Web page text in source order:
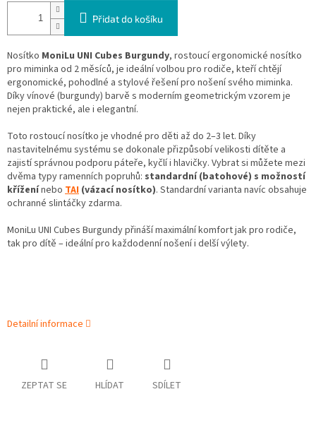
Přidat do košíku
Nosítko MoniLu UNI Cubes Burgundy, rostoucí ergonomické nosítko
pro miminka od 2 měsíců, je ideální volbou pro rodiče, kteří chtějí
ergonomické, pohodlné a stylové řešení pro nošení svého miminka.
Díky vínové (burgundy) barvě s moderním geometrickým vzorem je
nejen praktické, ale i elegantní.
Toto rostoucí nosítko je vhodné pro děti až do 2–3 let. Díky
nastavitelnému systému se dokonale přizpůsobí velikosti dítěte a
zajistí správnou podporu páteře, kyčlí i hlavičky. Vybrat si můžete mezi
dvěma typy ramenních popruhů: standardní (batohové) s možností
kříženínebo TAI (vázací nosítko). Standardní varianta navíc obsahuje
ochranné slintáčky zdarma.
MoniLu UNI Cubes Burgundy přináší maximální komfort jak pro rodiče,
tak pro dítě – ideální pro každodenní nošení i delší výlety.
Detailní informace
ZEPTAT SE HLÍDAT SDÍLET